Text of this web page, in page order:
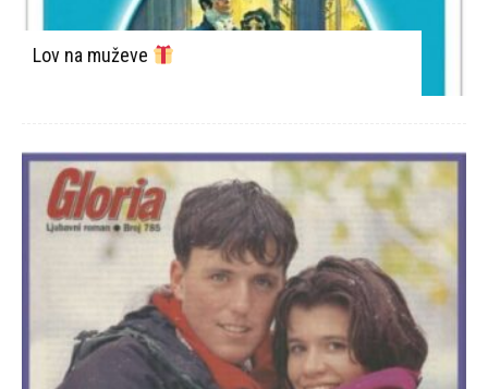
Lov na muževe